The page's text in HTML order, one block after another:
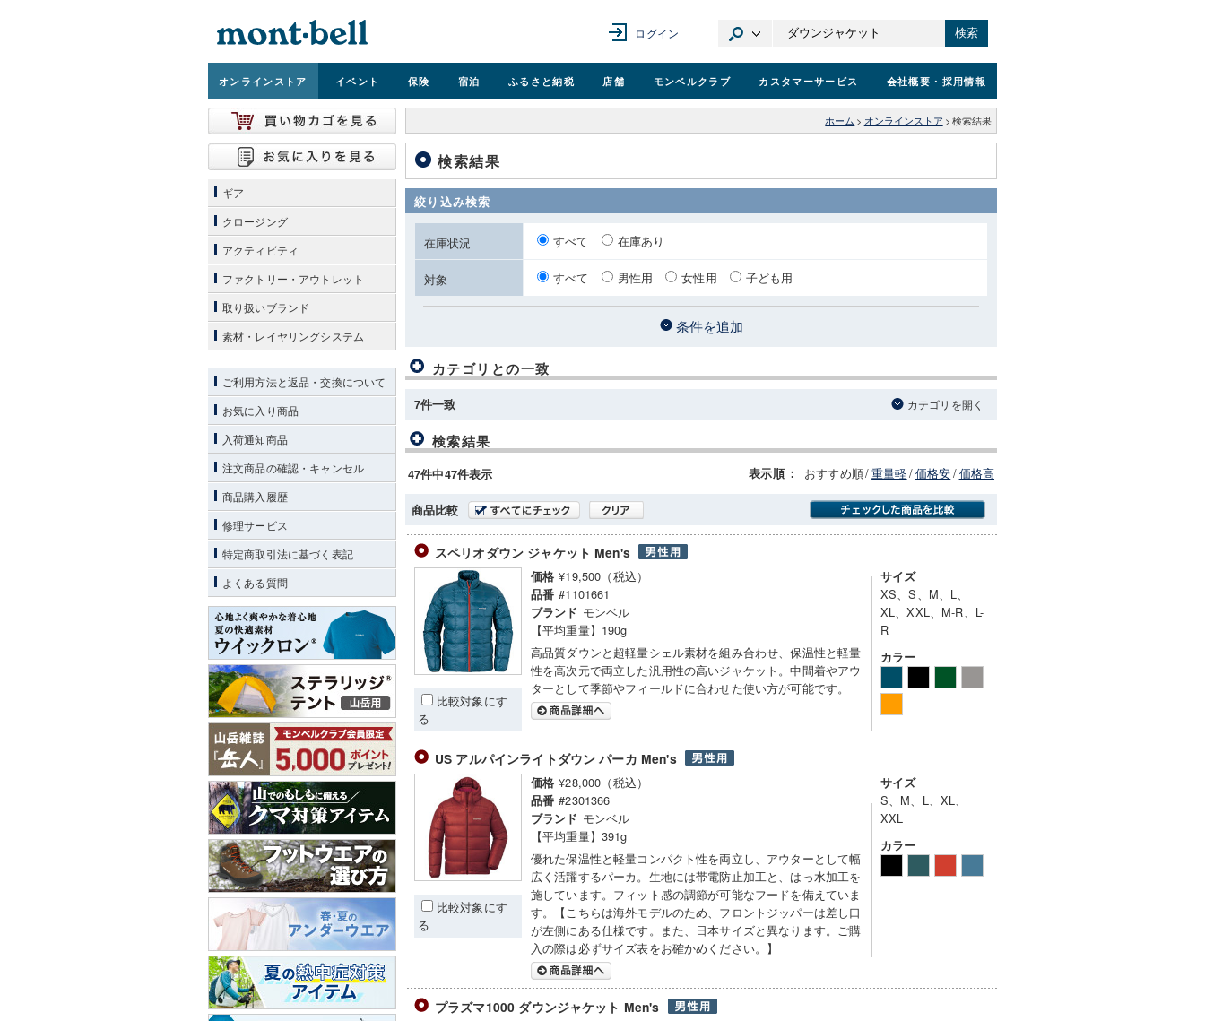
ログイン 検索
オンラインストア イベント 保険 宿泊 ふるさと納税 店舗 モンベルクラブ カスタマーサービス 会社概要 ・採用情報
ホーム > オンラインストア > 検索結果
検索結果
絞り込み検索
在庫状況 すべて 在庫あり
対象 すべて 男性用 女性用 子ども用
条件を追加
カテゴリとの一致
7件一致 カテゴリを開く
検索結果
47件中47件表示 表示順 ： おすすめ順/重量軽/価格安/価格高
商品比較
スペリオダウン ジャケット Men's
比較対象にす
る
価格 ¥19,500（税込）
品番 #1101661
ブランド モンベル
【平均重量】190g
高品質ダウンと超軽量シェル素材を組み合わせ、保温性と軽量
性を高次元で両立した汎用性の高いジャケット。中間着やアウ
ターとして季節やフィールドに合わせた使い方が可能です。
サイズ
XS、S、M、L、
XL、XXL、M-R、L-
R
カラー
US アルパインライトダウン パーカ Men's
比較対象にす
る
価格 ¥28,000（税込）
品番 #2301366
ブランド モンベル
【平均重量】391g
優れた保温性と軽量コンパクト性を両立し、アウターとして幅
広く活躍するパーカ。生地には帯電防止加工と、はっ水加工を
施しています。フィット感の調節が可能なフードを備えていま
す。【こちらは海外モデルのため、フロントジッパーは差し口
が左側にある仕様です。また、日本サイズと異なります。ご購
入の際は必ずサイズ表をお確かめください。】
サイズ
S、M、L、XL、
XXL
カラー
プラズマ1000 ダウンジャケット Men's
ギア
クロージング
アクティビティ
ファクトリー・アウトレット
取り扱いブランド
素材・レイヤリングシステム
ご利用方法と返品・交換について
お気に入り商品
入荷通知商品
注文商品の確認・キャンセル
商品購入履歴
修理サービス
特定商取引法に基づく表記
よくある質問